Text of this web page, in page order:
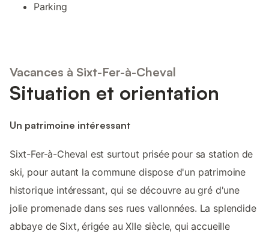
Parking
Vacances à Sixt-Fer-à-Cheval
Situation et orientation
Un patrimoine intéressant
Sixt-Fer-à-Cheval est surtout prisée pour sa station de
ski, pour autant la commune dispose d'un patrimoine
historique intéressant, qui se découvre au gré d'une
jolie promenade dans ses rues vallonnées. La splendide
abbaye de Sixt, érigée au XIIe siècle, qui accueille